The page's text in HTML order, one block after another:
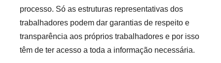
processo. Só as estruturas representativas dos
trabalhadores podem dar garantias de respeito e
transparência aos próprios trabalhadores e por isso
têm de ter acesso a toda a informação necessária.